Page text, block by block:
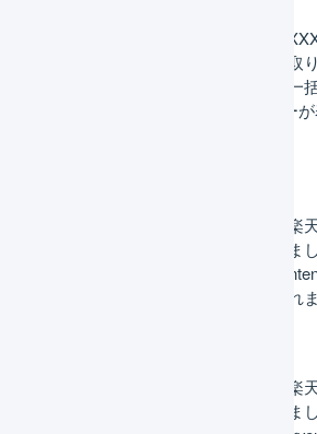
楽天市場との連携で「
の自動連携による受注取
ラーが発生しました。一
ID(XXX)」というエラー
楽天市場との連携で「楽
ステムエラーが発生しまし
（[ES01-02] API In
というエラーが表示されま
楽天市場との連携で「楽
ステムエラーが発生しまし